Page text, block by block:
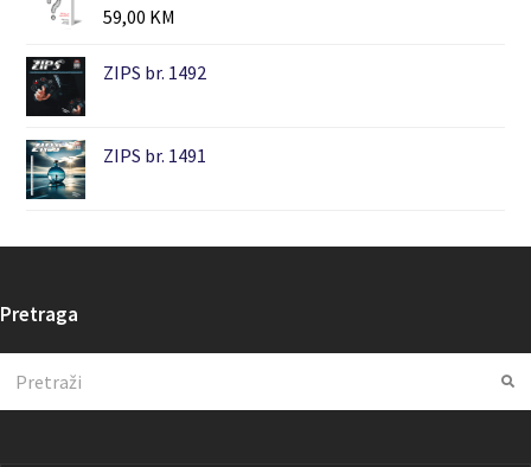
59,00 KM
ZIPS br. 1492
ZIPS br. 1491
Pretraga